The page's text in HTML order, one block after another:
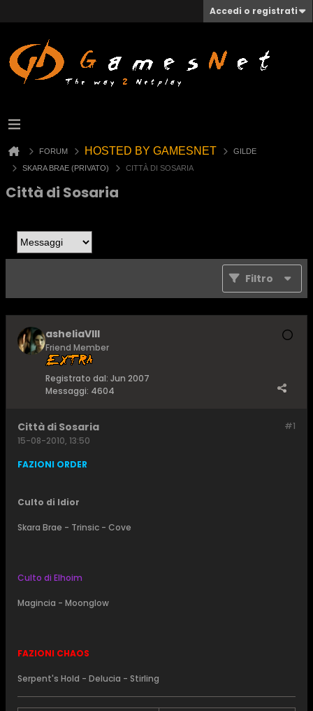
Accedi o registrati
FORUM HOSTED BY GAMESNET
GILDE
SKARA BRAE (PRIVATO)
CITTÀ DI SOSARIA
Città di Sosaria
Filtro
asheliaVIII
Friend Member
Registrato dal: Jun 2007
Messaggi: 4604
#1
Città di Sosaria
15-08-2010, 13:50
FAZIONI ORDER
Culto di Idior
Skara Brae - Trinsic - Cove
Culto di Elhoim
Magincia - Moonglow
FAZIONI CHAOS
Serpent's Hold - Delucia - Stirling